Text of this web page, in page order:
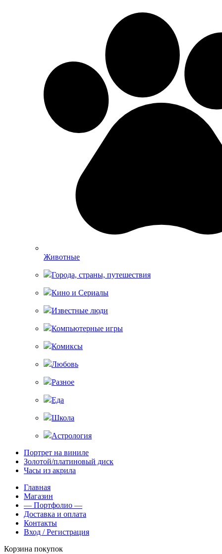
Животные
Города, страны, путешествия
Кино и Сериалы
Известные люди
Компьютерные игры
Комиксы
Любовь
Разное
Еда
Школа
Астрология
Портрет на виниле
Золотой/платиновый диск
Часы из акрила
Главная
Магазин
— Портфолио —
Доставка и оплата
Контакты
Вход / Регистрация
Корзина покупок